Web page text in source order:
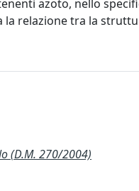
azoto, nello
relazione tra la
(D.M. 270/2004)